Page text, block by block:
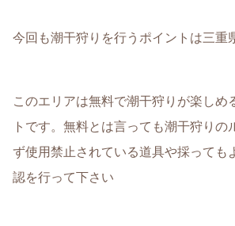
今回も潮干狩りを行うポイントは三重
このエリアは無料で潮干狩りが楽しめ
トです。無料とは言っても潮干狩りの
ず使用禁止されている道具や採っても
認を行って下さい